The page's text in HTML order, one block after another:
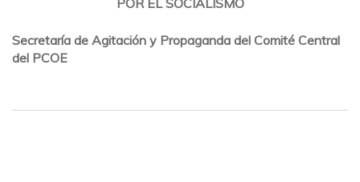
POR EL SOCIALISMO
Secretaría de Agitación y Propaganda del Comité Central
del PCOE